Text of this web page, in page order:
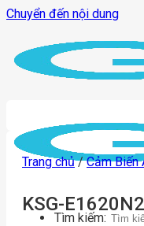
Chuyển đến nội dung
Tìm kiếm:
Trang chủ / Cảm Biến
KSG-